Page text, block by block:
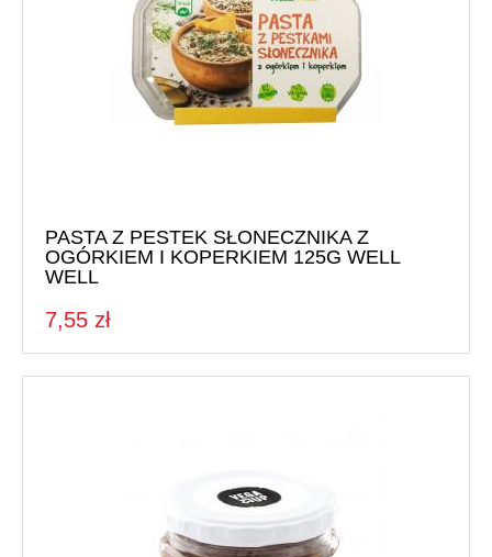
PASTA Z PESTEK SŁONECZNIKA Z
OGÓRKIEM I KOPERKIEM 125G WELL
WELL
7,55 zł